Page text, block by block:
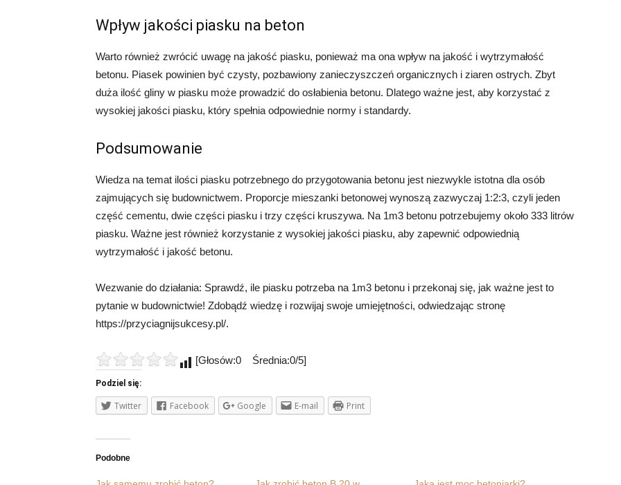
Wpływ jakości piasku na beton
Warto również zwrócić uwagę na jakość piasku, ponieważ ma ona wpływ na jakość i wytrzymałość
betonu. Piasek powinien być czysty, pozbawiony zanieczyszczeń organicznych i ziaren ostrych. Zbyt
duża ilość gliny w piasku może prowadzić do osłabienia betonu. Dlatego ważne jest, aby korzystać z
wysokiej jakości piasku, który spełnia odpowiednie normy i standardy.
Podsumowanie
Wiedza na temat ilości piasku potrzebnego do przygotowania betonu jest niezwykle istotna dla osób
zajmujących się budownictwem. Proporcje mieszanki betonowej wynoszą zazwyczaj 1:2:3, czyli jeden
część cementu, dwie części piasku i trzy części kruszywa. Na 1m3 betonu potrzebujemy około 333 litrów
piasku. Ważne jest również korzystanie z wysokiej jakości piasku, aby zapewnić odpowiednią
wytrzymałość i jakość betonu.
Wezwanie do działania: Sprawdź, ile piasku potrzeba na 1m3 betonu i przekonaj się, jak ważne jest to
pytanie w budownictwie! Zdobądź wiedzę i rozwijaj swoje umiejętności, odwiedzając stronę
https://przyciagnijsukcesy.pl/.
[Głosów:0 Średnia:0/5]
Podziel się:
Twitter Facebook Google E-mail Print
Podobne